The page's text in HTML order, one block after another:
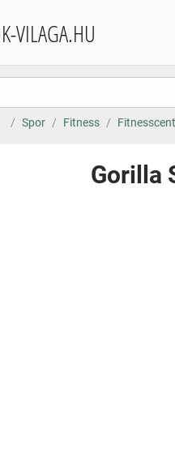
VILAGA.HU
Spor Fitness
Gorilla